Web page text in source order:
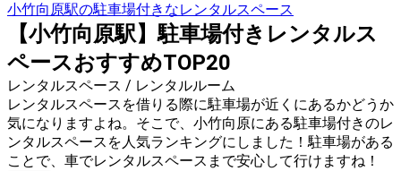
小竹向原駅の駐車場付きなレンタルスペース
【小竹向原駅】駐車場付きレンタルス
ペースおすすめTOP20
レンタルスペース / レンタルルーム
レンタルスペースを借りる際に駐車場が近くにあるかどうか
気になりますよね。そこで、小竹向原にある駐車場付きのレ
ンタルスペースを人気ランキングにしました！駐車場がある
ことで、車でレンタルスペースまで安心して行けますね！